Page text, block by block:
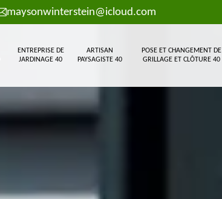
maysonwinterstein@icloud.com
ENTREPRISE DE
JARDINAGE 40
ARTISAN
PAYSAGISTE 40
POSE ET CHANGEMENT DE
GRILLAGE ET CLÔTURE 40